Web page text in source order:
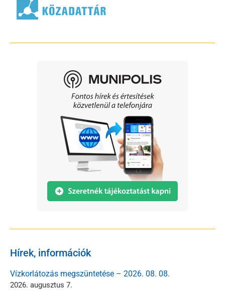
Hírek, információk
Vízkorlátozás megszüntetése – 2026. 08. 08.
2026. augusztus 7.